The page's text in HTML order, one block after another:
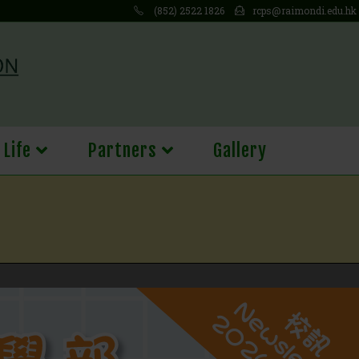
(852) 2522 1826 rcps@raimondi.edu.hk
Partners Gallery